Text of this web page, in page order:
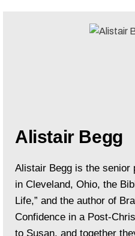
Alistair Begg
Alistair Begg is the senior
in Cleveland, Ohio, the
Life,” and the author of
Confidence in a Post-
to Susan, and together